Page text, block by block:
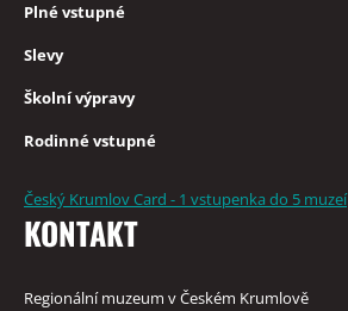
Plné vstupné
Slevy
Školní výpravy
Rodinné vstupné
Český Krumlov Card - 1 vstupenka do 5 muzeí
KONTAKT
Regionální muzeum v Českém Krumlově